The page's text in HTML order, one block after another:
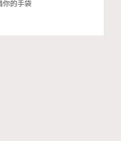
問Fala Chen陳法